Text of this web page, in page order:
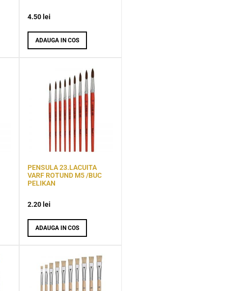
4.50 lei
ADAUGA IN COS
PENSULA 23.LACUITA
VARF ROTUND M5 /BUC
PELIKAN
2.20lei
ADAUGA IN COS